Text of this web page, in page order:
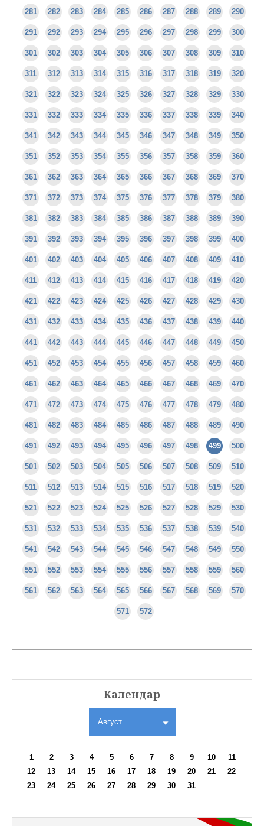
281 282 283 284 285 286 287 288 289 290
291 292 293 294 295 296 297 298 299 300
301 302 303 304 305 306 307 308 309 310
311 312 313 314 315 316 317 318 319 320
321 322 323 324 325 326 327 328 329 330
331 332 333 334 335 336 337 338 339 340
341 342 343 344 345 346 347 348 349 350
351 352 353 354 355 356 357 358 359 360
361 362 363 364 365 366 367 368 369 370
371 372 373 374 375 376 377 378 379 380
381 382 383 384 385 386 387 388 389 390
391 392 393 394 395 396 397 398 399 400
401 402 403 404 405 406 407 408 409 410
411 412 413 414 415 416 417 418 419 420
421 422 423 424 425 426 427 428 429 430
431 432 433 434 435 436 437 438 439 440
441 442 443 444 445 446 447 448 449 450
451 452 453 454 455 456 457 458 459 460
461 462 463 464 465 466 467 468 469 470
471 472 473 474 475 476 477 478 479 480
481 482 483 484 485 486 487 488 489 490
491 492 493 494 495 496 497 498 499 500
501 502 503 504 505 506 507 508 509 510
511 512 513 514 515 516 517 518 519 520
521 522 523 524 525 526 527 528 529 530
531 532 533 534 535 536 537 538 539 540
541 542 543 544 545 546 547 548 549 550
551 552 553 554 555 556 557 558 559 560
561 562 563 564 565 566 567 568 569 570
571 572
Календар
Август
1 2 3 4 5 6 7 8 9 10
11
12
13 14 15 16 17 18 19 20 21
22
23
24 25 26 27 28 29 30 31